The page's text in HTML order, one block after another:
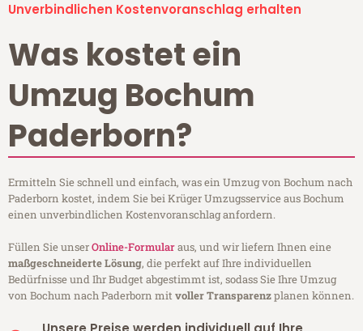
Unverbindlichen Kostenvoranschlag erhalten
Was kostet ein
Umzug Bochum
Paderborn?
Ermitteln Sie schnell und einfach, was ein Umzug von Bochum nach
Paderborn kostet, indem Sie bei Krüger Umzugsservice aus Bochum
einen unverbindlichen Kostenvoranschlag anfordern.
Füllen Sie unserOnline-Formularaus, und wir liefern Ihnen eine
maßgeschneiderte Lösung, die perfekt auf Ihre individuellen
Bedürfnisse und Ihr Budget abgestimmt ist, sodass Sie Ihre Umzug
von Bochum nach Paderborn mitvoller Transparenzplanen können.